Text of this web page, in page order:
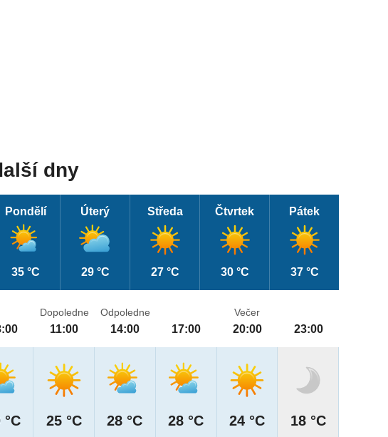
dny
Pondělí
35 °C
Úterý
29 °C
Středa
27 °C
Čtvrtek
30 °C
Pátek
37 °C
°C
Dopoledne
11:00
25 °C
Odpoledne
14:00
28 °C
17:00
28 °C
Večer
20:00
24 °C
23:00
18 °C